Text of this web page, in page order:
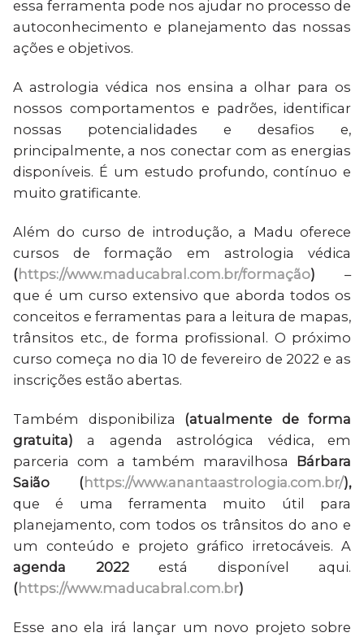
essa ferramenta pode nos ajudar no processo de
autoconhecimento e planejamento das nossas
ações e objetivos.
A astrologia védica nos ensina a olhar para os
nossos comportamentos e padrões, identificar
nossas potencialidades e desafios e,
principalmente, a nos conectar com as energias
disponíveis. É um estudo profundo, contínuo e
muito gratificante.
Além do curso de introdução, a Madu oferece
cursos de formação em astrologia védica
(https://www.maducabral.com.br/formação) –
que é um curso extensivo que aborda todos os
conceitos e ferramentas para a leitura de mapas,
trânsitos etc., de forma profissional. O próximo
curso começa no dia 10 de fevereiro de 2022 e as
inscrições estão abertas.
Também disponibiliza (atualmente de forma
gratuita) a agenda astrológica védica, em
parceria com a também maravilhosa Bárbara
Saião
(https://www.anantaastrologia.com.br/),
que é uma ferramenta muito útil para
planejamento, com todos os trânsitos do ano e
um conteúdo e projeto gráfico irretocáveis. A
agenda 2022está disponível aqui.
(https://www.maducabral.com.br)
Esse ano ela irá lançar um novo projeto sobre